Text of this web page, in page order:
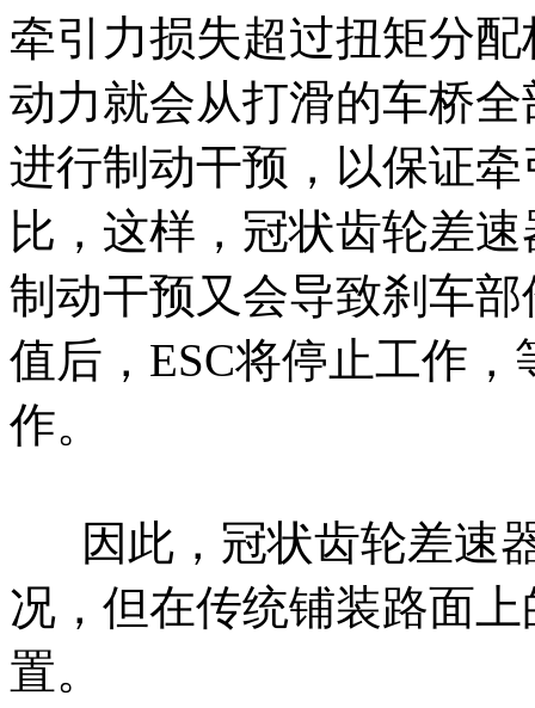
牵引力损失超过扭矩分
动力就会从打滑的车桥
进行制动干预，以保证
比，这样，冠状齿轮差
制动干预又会导致刹车
值后，ESC将停止工作
作。
因此，冠状齿轮差速
况，但在传统铺装路面
置。